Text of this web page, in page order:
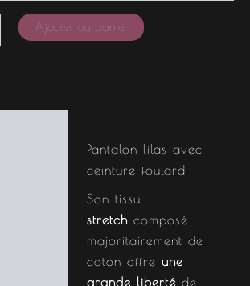
Ajouter au panier
Pantalon lilas avec
ceinture foulard
Son tissu
stretch composé
majoritairement de
coton offre une
grande liberté de